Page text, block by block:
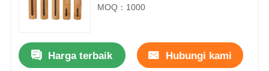
MOQ：1000
Harga terbaik Hubungi kami